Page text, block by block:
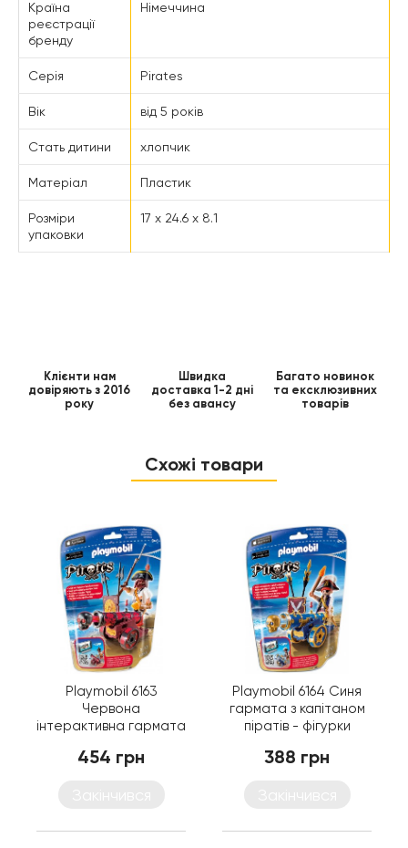
Країна
реєстрації
бренду
Німеччина
Серія Pirates
Вік від 5 років
Стать дитини хлопчик
Матеріал Пластик
Розміри
упаковки
17 x 24.6 x 8.1
Клієнти нам
довіряють з 2016
року
Швидка
доставка 1-2 дні
без авансу
Багато новинок
та ексклюзивних
товарів
Схожі товари
Playmobil 6163
Червона
інтерактивна гармата
Плеймобіл
454 грн
Playmobil 6164 Синя
гармата з капітаном
піратів - фігурки
388 грн